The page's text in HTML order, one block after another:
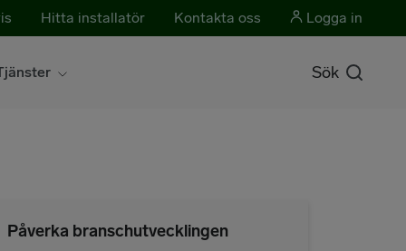
Hitta installatör Kontakta oss Logga in
Sök
Påverka branschutvecklingen